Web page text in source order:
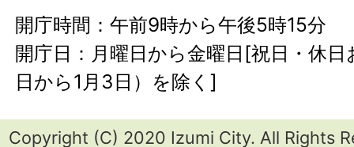
開庁時間：午前9時から午後5時15分
開庁日：月曜日から金曜日[祝日・休
日から1月3日）を除く]
Copyright (C) 2020 Izumi City. All Rights